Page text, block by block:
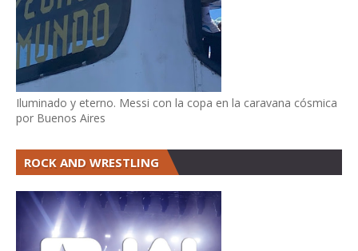
Iluminado y eterno. Messi con la copa en la caravana cósmica
por Buenos Aires
ROCK AND WRESTLING